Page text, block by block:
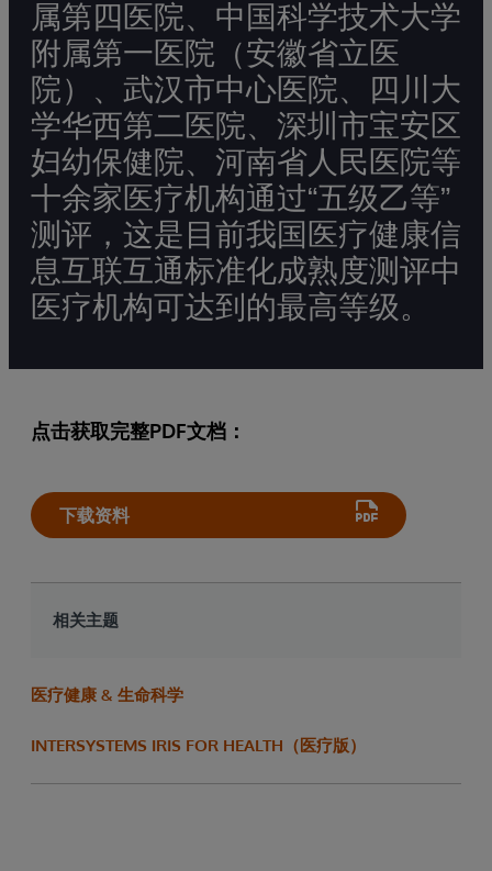
属第四医院、中国科学技术大学
附属第一医院（安徽省立医
院）、武汉市中心医院、四川大
学华西第二医院、深圳市宝安区
妇幼保健院、河南省人民医院等
十余家医疗机构通过“五级乙等”
测评，这是目前我国医疗健康信
息互联互通标准化成熟度测评中
医疗机构可达到的最高等级。
点击获取完整PDF文档：
下载资料
相关主题
医疗健康 & 生命科学
INTERSYSTEMS IRIS FOR HEALTH（医疗版）